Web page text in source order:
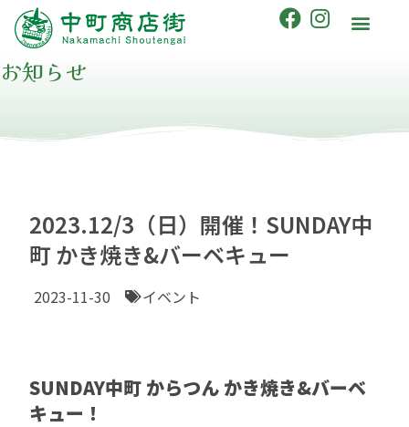
お知らせ
2023.12/3（日）開催！SUNDAY中
町 かき焼き&バーベキュー
2023-11-30 イベント
SUNDAY中町 からつん かき焼き&バーベ
キュー！